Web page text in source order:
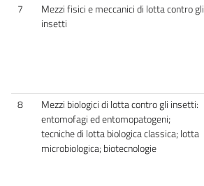
7
Mezzi fisici e meccanici di lotta contro gli
insetti
8
Mezzi biologici di lotta contro gli insetti:
entomofagi ed entomopatogeni;
tecniche di lotta biologica classica; lotta
microbiologica; biotecnologie